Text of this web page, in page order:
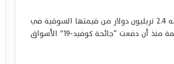
وخسرت الشركات المدرجة على المؤشر “ستاندرد آند بورز 500” ما مجموعه 2.4 تريليون دولار من قيمتها السوقية في
موجة بيع في “وول ستريت”، الخميس، وهي أكبر خسارة يومية في القيمة منذ أن دفعت “جائحة كوفيد-19” الأسواق